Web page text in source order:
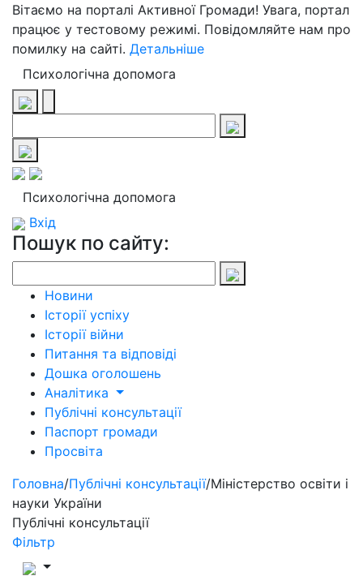
Вітаємо на порталі Активної Громади! Увага, портал
працює у тестовому режимі. Повідомляйте нам про
помилку на сайті. Детальніше
Психологічна допомога
Психологічна допомога
Вхід
Пошук по сайту:
Новини
Історії успіху
Історії війни
Питання та відповіді
Дошка оголошень
Аналітика
Публічні консультації
Паспорт громади
Просвіта
Головна/Публічні консультації/Міністерство освіти і
науки України
Публічні консультації
Фільтр